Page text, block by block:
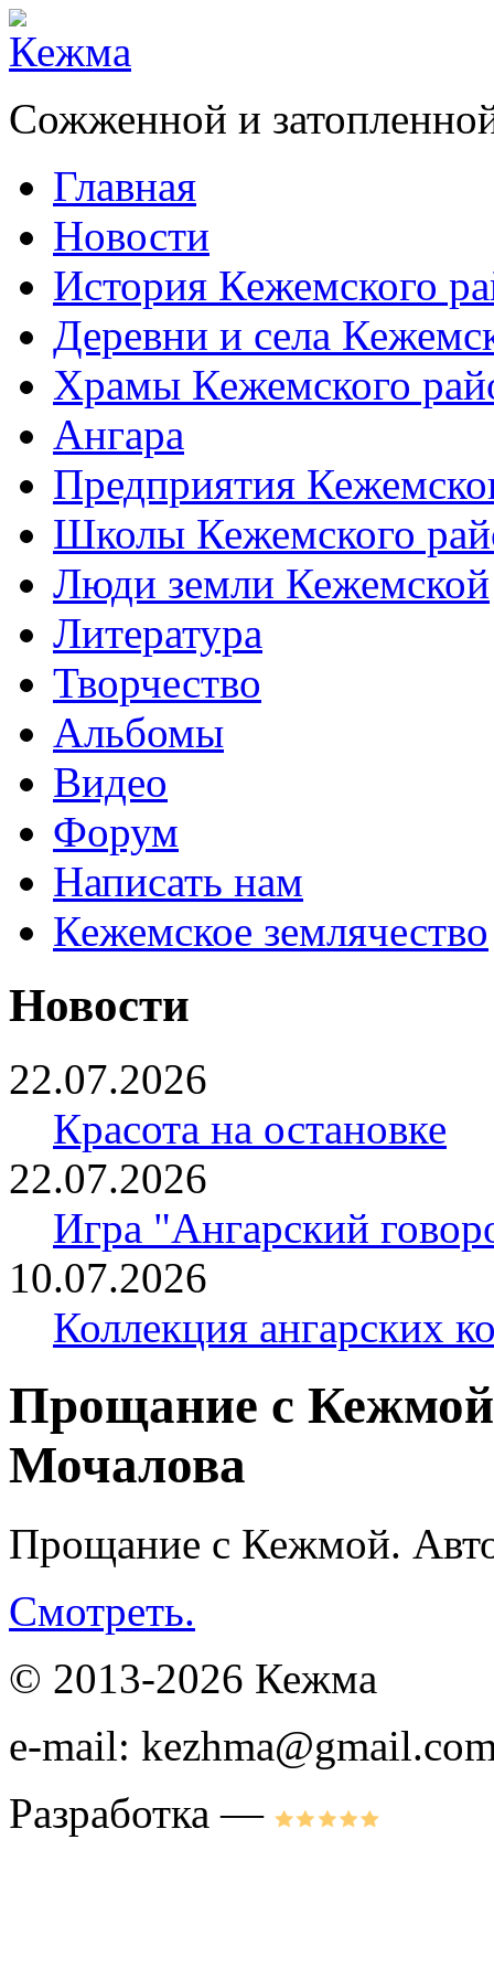
Сожженной и
Главная
Новости
История Кежемского
Деревни и села
Храмы Кежемского
Ангара
Предприятия
Школы Кежемского
Люди земли Кежемской
Литература
Творчество
Альбомы
Видео
Форум
Написать нам
Кежемское землячество
Новости
22.07.2026
Красота на остановке
22.07.2026
Игра "Ангарский
10.07.2026
Коллекция ангарских
Прощание с
Мочалова
Прощание с Кежмой.
Смотреть.
© 2013-2026 Кежма
e-mail:
Разработка —